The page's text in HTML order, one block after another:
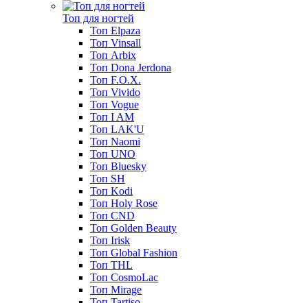
Топ для ногтей
Топ Elpaza
Топ Vinsall
Топ Arbix
Топ Dona Jerdona
Топ F.O.X.
Топ Vivido
Топ Vogue
Топ I AM
Топ LAK'U
Топ Naomi
Топ UNO
Топ Bluesky
Топ SH
Топ Kodi
Топ Holy Rose
Топ CND
Топ Golden Beauty
Топ Irisk
Топ Global Fashion
Топ THL
Топ CosmoLac
Топ Mirage